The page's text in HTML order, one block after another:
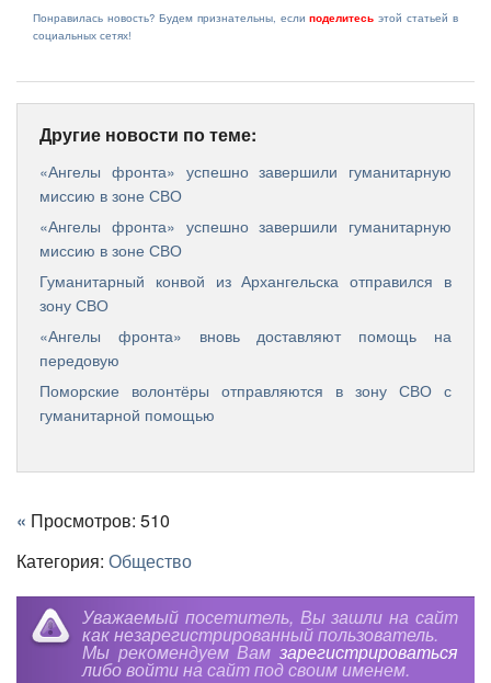
Понравилась новость? Будем признательны, еслиподелитесь этой статьей в
социальных сетях!
Другие новости по теме:
«Ангелы фронта» успешно завершили гуманитарную
миссию в зоне СВО
«Ангелы фронта» успешно завершили гуманитарную
миссию в зоне СВО
Гуманитарный конвой из Архангельска отправился в
зону СВО
«Ангелы фронта» вновь доставляют помощь на
передовую
Поморские волонтёры отправляются в зону СВО с
гуманитарной помощью
« Просмотров: 510
Категория: Общество
Уважаемый посетитель, Вы зашли на сайт
как незарегистрированный пользователь.
Мы рекомендуем Вам зарегистрироваться
либо войти на сайт под своим именем.